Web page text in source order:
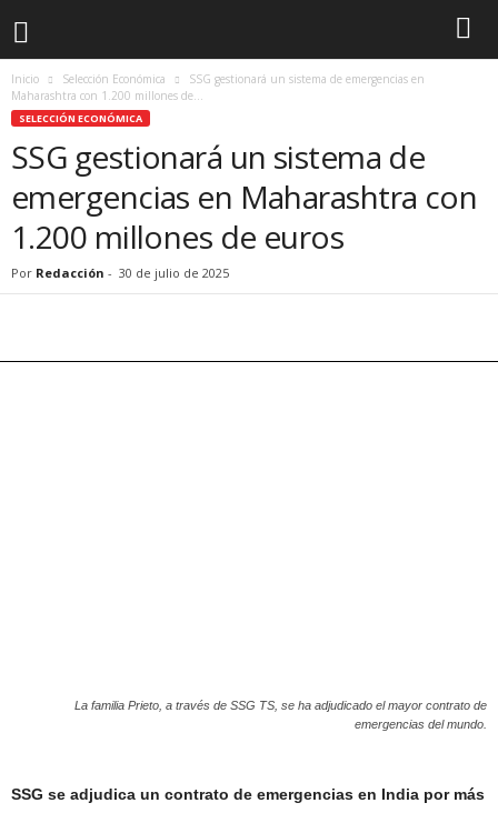
Inicio Selección Económica
SSG gestionará un sistema de emergencias en
Maharashtra con 1.200 millones de...
SELECCIÓN ECONÓMICA
SSG gestionará un sistema de
emergencias en Maharashtra con
1.200 millones de euros
Por Redacción - 30 de julio de 2025
La familia Prieto, a través de SSG TS, se ha adjudicado el mayor contrato de
emergencias del mundo.
SSG se adjudica un contrato de emergencias en India por más